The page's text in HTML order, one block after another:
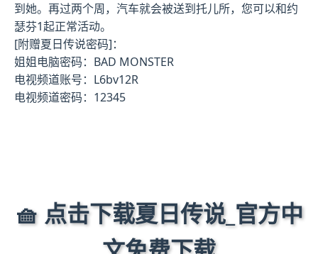
到她。再过两个周，汽车就会被送到托儿所，您可以和约
瑟芬1起正常活动。
[附赠夏日传说密码]：
姐姐电脑密码：BAD MONSTER
电视频道账号：L6bv12R
电视频道密码：12345
🧺 点击下载夏日传说_官方中